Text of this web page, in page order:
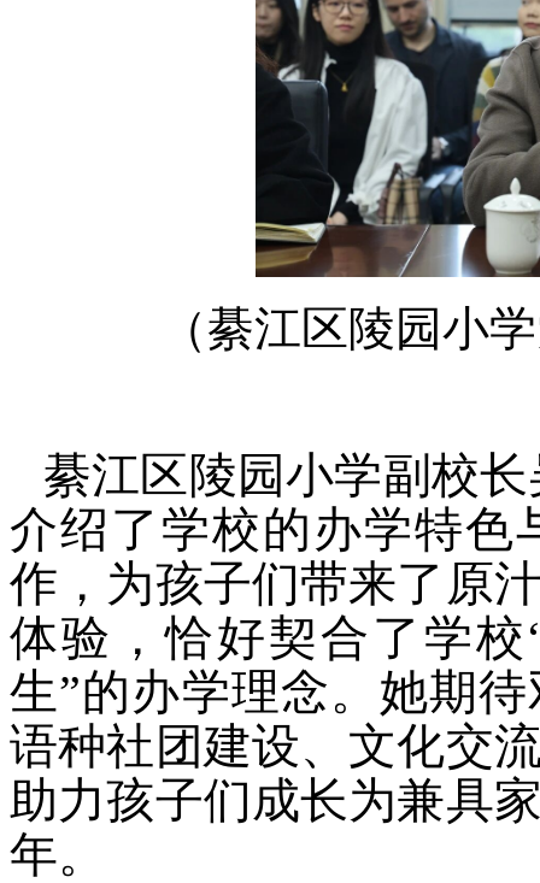
（綦江区陵园小
綦江区陵园小学副校
介绍了学校的办学特色
作，为孩子们带来了原
体验，恰好契合了学
生”的办学理念。她期
语种社团建设、文化交
助力孩子们成长为兼具
年。